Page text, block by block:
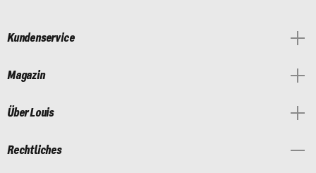
Kundenservice
Magazin
Über Louis
Rechtliches